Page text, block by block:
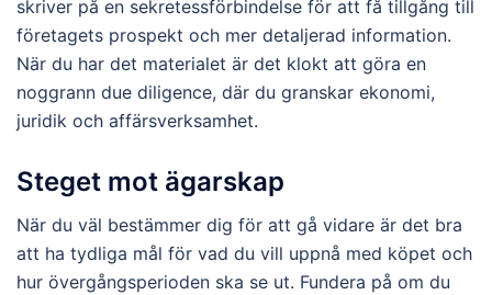
skriver på en sekretessförbindelse för att få tillgång till
företagets prospekt och mer detaljerad information.
När du har det materialet är det klokt att göra en
noggrann due diligence, där du granskar ekonomi,
juridik och affärsverksamhet.
Steget mot ägarskap
När du väl bestämmer dig för att gå vidare är det bra
att ha tydliga mål för vad du vill uppnå med köpet och
hur övergångsperioden ska se ut. Fundera på om du